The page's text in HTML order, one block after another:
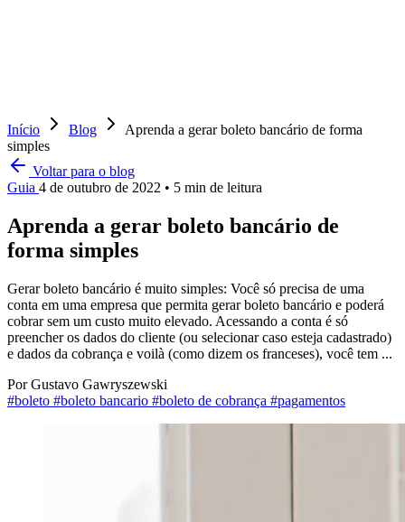
Início Blog
Aprenda a gerar boleto bancário de forma
simples
Voltar para o blog
Guia 4 de outubro de 2022 • 5 min de leitura
Aprenda a gerar boleto bancário de
forma simples
Gerar boleto bancário é muito simples: Você só precisa de uma
conta em uma empresa que permita gerar boleto bancário e poderá
cobrar sem um custo muito elevado. Acessando a conta é só
preencher os dados do cliente (ou selecionar caso esteja cadastrado)
e dados da cobrança e voilà (como dizem os franceses), você tem ...
Por Gustavo Gawryszewski
#boleto #boleto bancario #boleto de cobrança #pagamentos